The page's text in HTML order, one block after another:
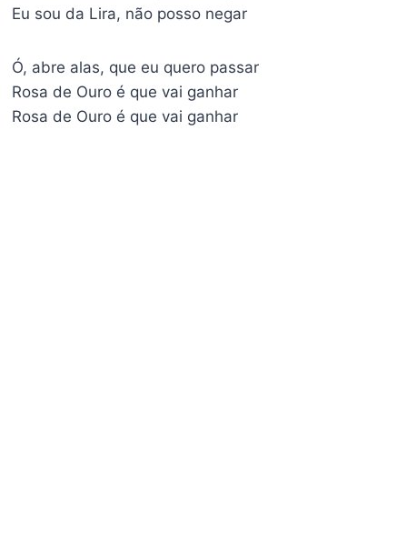
Eu sou da Lira, não posso negar
Ó, abre alas, que eu quero passar
Rosa de Ouro é que vai ganhar
Rosa de Ouro é que vai ganhar